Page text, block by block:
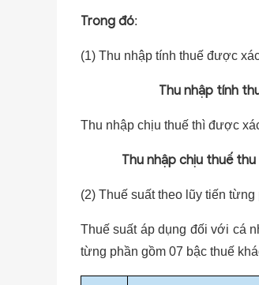
Trong đó:
(1) Thu nhập tính thuế được
Thu nhập tính
Thu nhập chịu thuế thì được
Thu nhập chịu thuế
(2) Thuế suất theo lũy tiến từng
Thuế suất áp dụng đối với cá
từng phần gồm 07 bậc thuế